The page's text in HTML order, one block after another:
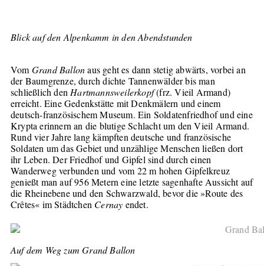
Blick auf den Alpenkamm in den Abendstunden
Vom Grand Ballonaus geht es dann stetig abwärts, vorbei an
der Baumgrenze, durch dichte Tannenwälder bis man
schließlich den Hartmannsweilerkopf(frz. Vieil Armand)
erreicht. Eine Gedenkstätte mit Denkmälern und einem
deutsch-französischem Museum. Ein Soldatenfriedhof und eine
Krypta erinnern an die blutige Schlacht um den Vieil Armand.
Rund vier Jahre lang kämpften deutsche und französische
Soldaten um das Gebiet und unzählige Menschen ließen dort
ihr Leben. Der Friedhof und Gipfel sind durch einen
Wanderweg verbunden und vom 22 m hohen Gipfelkreuz
genießt man auf 956 Metern eine letzte sagenhafte Aussicht auf
die Rheinebene und den Schwarzwald, bevor die »Route des
Crêtes« im Städtchen Cernay endet.
Auf dem Weg zum Grand Ballon